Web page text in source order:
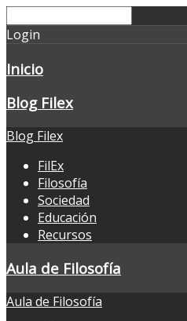
Login
Inicio
Blog Filex
Blog Filex
FilEx
Filosofía
Sociedad
Educación
Recursos
Aula de Filosofía
Aula de Filosofía